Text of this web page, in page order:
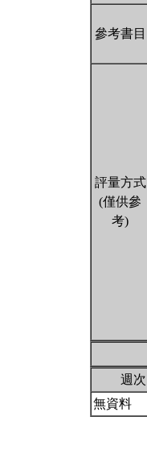
參考書目
評量方式
(僅供參
考)
週次
無資料